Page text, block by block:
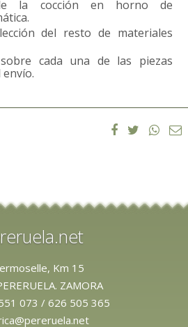
la cocción en horno de
del resto de materiales
cada una de las piezas
Km 15
ZAMORA
073 / 626 505 365